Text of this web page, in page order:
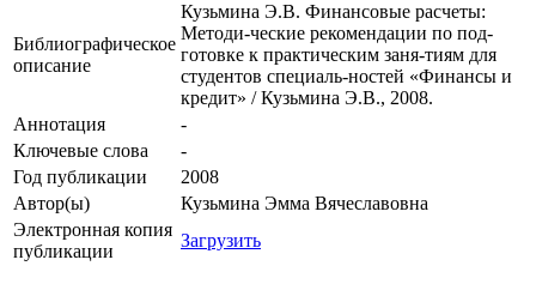
Библиографическое
описание
Кузьмина Э.В. Финансовые расчеты:
Методи-ческие рекомендации по под-
готовке к практическим заня-тиям для
студентов специаль-ностей «Финансы и
кредит» / Кузьмина Э.В., 2008.
Аннотация
-
Ключевые cлова
-
Год публикации
2008
Автор(ы)
Кузьмина Эмма Вячеславовна
Электронная копия
публикации
Загрузить